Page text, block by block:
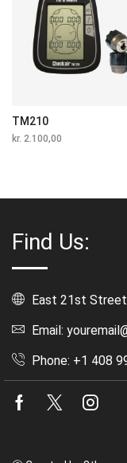
TM210
kr. 2.100,00
Find Us:
East 21st
Email:
Phone: +1 408
Facebook
Twitter